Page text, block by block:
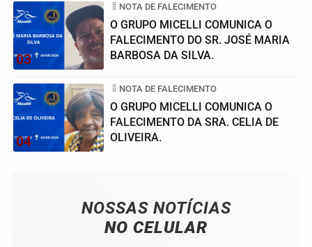
03
NOTA DE FALECIMENTO
O GRUPO MICELLI COMUNICA O
FALECIMENTO DO SR. JOSÉ MARIA
BARBOSA DA SILVA.
04
NOTA DE FALECIMENTO
O GRUPO MICELLI COMUNICA O
FALECIMENTO DA SRA. CELIA DE
OLIVEIRA.
NOSSAS NOTÍCIAS
NO CELULAR